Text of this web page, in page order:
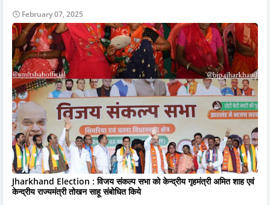
February 07, 2025
Jharkhand Election : विजय संकल्प सभा को केन्द्रीय गृहमंत्री अमित शाह एवं
केन्द्रीय राज्यमंत्री तोखन साहू संबोधित किये